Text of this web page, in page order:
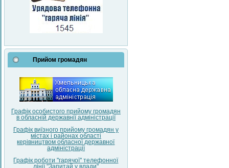
Прийом громадян
Графік особистого прийому громадян
в обласній державнії адміністрації
Графік виїзного прийому громадян у
містах і районах області
керівництвом обласної державної
адміністрації
Графік роботи "гарячої" телефонної
лінії "Запитай у влади"